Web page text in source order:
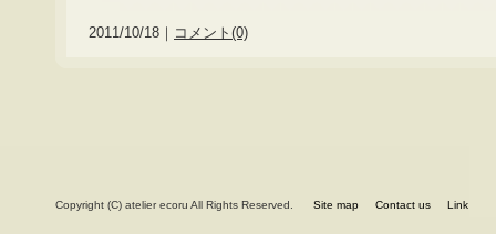
2011/10/18｜ コメント(0)
Copyright (C) atelier ecoru All Rights Reserved. Site map Contact us Link